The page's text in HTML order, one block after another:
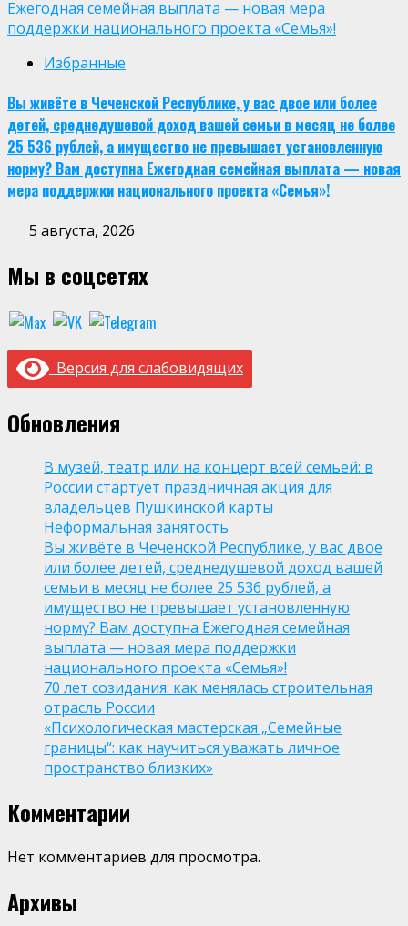
Ежегодная семейная выплата — новая мера
поддержки национального проекта «Семья»!
Избранные
Вы живёте в Чеченской Республике, у вас двое или более
детей, среднедушевой доход вашей семьи в месяц не более
25 536 рублей, а имущество не превышает установленную
норму? Вам доступна Ежегодная семейная выплата — новая
мера поддержки национального проекта «Семья»!
5 августа, 2026
Мы в соцсетях
Версия для слабовидящих
Обновления
В музей, театр или на концерт всей семьей: в
России стартует праздничная акция для
владельцев Пушкинской карты
Неформальная занятость
Вы живёте в Чеченской Республике, у вас двое
или более детей, среднедушевой доход вашей
семьи в месяц не более 25 536 рублей, а
имущество не превышает установленную
норму? Вам доступна Ежегодная семейная
выплата — новая мера поддержки
национального проекта «Семья»!
70 лет созидания: как менялась строительная
отрасль России
«Психологическая мастерская „Семейные
границы“: как научиться уважать личное
пространство близких»
Комментарии
Нет комментариев для просмотра.
Архивы